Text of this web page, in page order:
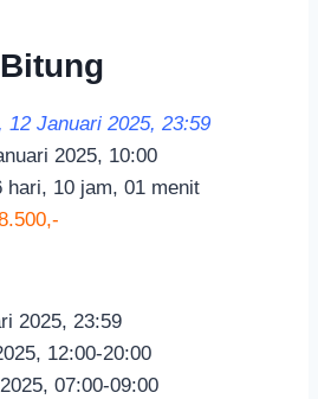
12 Januari 2025, 23:59
2025, 10:00
hari, 10 jam, 01 menit
2025, 23:59
12:00-20:00
07:00-09:00